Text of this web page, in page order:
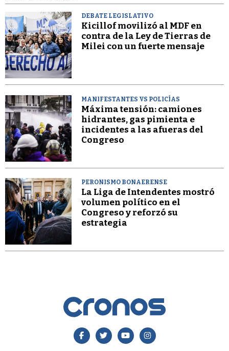
DEBATE LEGISLATIVO
Kicillof movilizó al MDF en
contra de la Ley de Tierras de
Milei con un fuerte mensaje
MANIFESTANTES VS POLICÍAS
Máxima tensión: camiones
hidrantes, gas pimienta e
incidentes a las afueras del
Congreso
PERONISMO BONAERENSE
La Liga de Intendentes mostró
volumen político en el
Congreso y reforzó su
estrategia